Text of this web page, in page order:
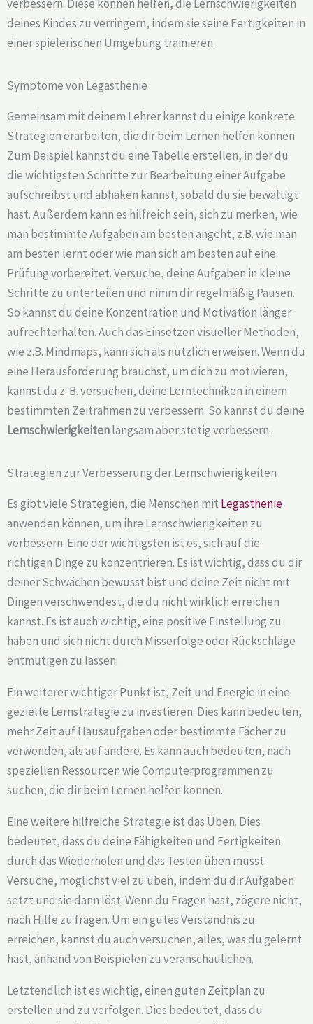
verbessern. Diese können helfen, die Lernschwierigkeiten
deines Kindes zu verringern, indem sie seine Fertigkeiten in
einer spielerischen Umgebung trainieren.
Symptome von Legasthenie
Gemeinsam mit deinem Lehrer kannst du einige konkrete
Strategien erarbeiten, die dir beim Lernen helfen können.
Zum Beispiel kannst du eine Tabelle erstellen, in der du
die wichtigsten Schritte zur Bearbeitung einer Aufgabe
aufschreibst und abhaken kannst, sobald du sie bewältigt
hast. Außerdem kann es hilfreich sein, sich zu merken, wie
man bestimmte Aufgaben am besten angeht, z.B. wie man
am besten lernt oder wie man sich am besten auf eine
Prüfung vorbereitet. Versuche, deine Aufgaben in kleine
Schritte zu unterteilen und nimm dir regelmäßig Pausen.
So kannst du deine Konzentration und Motivation länger
aufrechterhalten. Auch das Einsetzen visueller Methoden,
wie z.B. Mindmaps, kann sich als nützlich erweisen. Wenn du
eine Herausforderung brauchst, um dich zu motivieren,
kannst du z. B. versuchen, deine Lerntechniken in einem
bestimmten Zeitrahmen zu verbessern. So kannst du deine
Lernschwierigkeitenlangsam aber stetig verbessern.
Strategien zur Verbesserung der Lernschwierigkeiten
Es gibt viele Strategien, die Menschen mit Legasthenie
anwenden können, um ihre Lernschwierigkeiten zu
verbessern. Eine der wichtigsten ist es, sich auf die
richtigen Dinge zu konzentrieren. Es ist wichtig, dass du dir
deiner Schwächen bewusst bist und deine Zeit nicht mit
Dingen verschwendest, die du nicht wirklich erreichen
kannst. Es ist auch wichtig, eine positive Einstellung zu
haben und sich nicht durch Misserfolge oder Rückschläge
entmutigen zu lassen.
Ein weiterer wichtiger Punkt ist, Zeit und Energie in eine
gezielte Lernstrategie zu investieren. Dies kann bedeuten,
mehr Zeit auf Hausaufgaben oder bestimmte Fächer zu
verwenden, als auf andere. Es kann auch bedeuten, nach
speziellen Ressourcen wie Computerprogrammen zu
suchen, die dir beim Lernen helfen können.
Eine weitere hilfreiche Strategie ist das Üben. Dies
bedeutet, dass du deine Fähigkeiten und Fertigkeiten
durch das Wiederholen und das Testen üben musst.
Versuche, möglichst viel zu üben, indem du dir Aufgaben
setzt und sie dann löst. Wenn du Fragen hast, zögere nicht,
nach Hilfe zu fragen. Um ein gutes Verständnis zu
erreichen, kannst du auch versuchen, alles, was du gelernt
hast, anhand von Beispielen zu veranschaulichen.
Letztendlich ist es wichtig, einen guten Zeitplan zu
erstellen und zu verfolgen. Dies bedeutet, dass du